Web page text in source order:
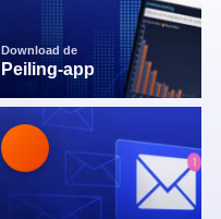
Download de
Peiling-app